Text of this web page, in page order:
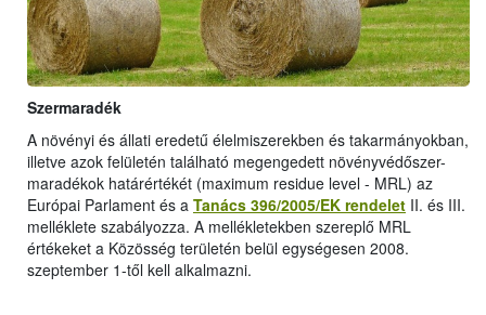
Szermaradék
A növényi és állati eredetű élelmiszerekben és takarmányokban,
illetve azok felületén található megengedett növényvédőszer-
maradékok határértékét (maximum residue level - MRL) az
Európai Parlament és a Tanács 396/2005/EK rendelet II. és III.
melléklete szabályozza. A mellékletekben szereplő MRL
értékeket a Közösség területén belül egységesen 2008.
szeptember 1-től kell alkalmazni.